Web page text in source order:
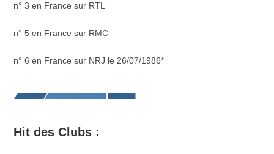
n° 3 en France sur RTL
n° 5 en France sur RMC
n° 6 en France sur NRJ le 26/07/1986*
Hit des Clubs :